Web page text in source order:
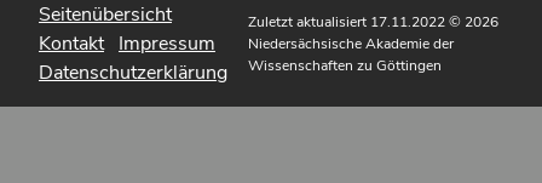
Seitenübersicht
Kontakt Impressum
Datenschutzerklärung
Zuletzt aktualisiert 17.11.2022© 2026
Niedersächsische Akademie der
Wissenschaften zu Göttingen